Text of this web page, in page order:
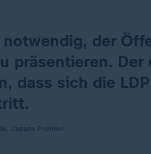
notwendig, der
präsentieren.
dass sich die